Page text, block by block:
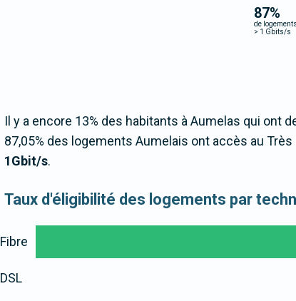
87%
de logements
> 1 Gbits/s
Il y a encore 13% des habitants à Aumelas qui ont
87,05% des logements Aumelais ont accès au
1Gbit/s.
Taux d'éligibilité des logements par
Fibre
DSL